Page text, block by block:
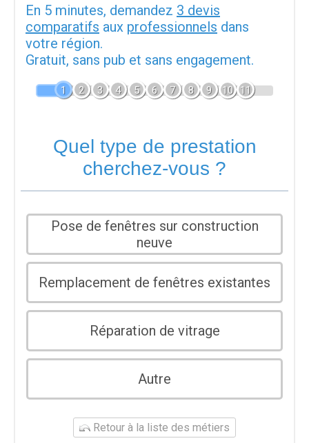
En 5 minutes, demandez 3 devis
comparatifs aux professionnels dans
votre région.
Gratuit, sans pub et sans engagement.
1 2 3 4 5 6 7 8 9 10 11
Quel type de prestation
cherchez-vous ?
Pose de fenêtres sur construction
neuve
Remplacement de fenêtres existantes
Réparation de vitrage
Autre
Retour à la liste des métiers